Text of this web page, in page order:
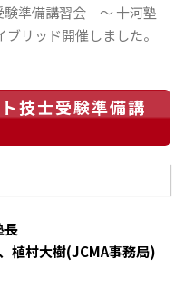
験準備講習会 ～ 十河塾
リッド開催しました。
技士受験準備講
長
植村大樹(JCMA事務局)